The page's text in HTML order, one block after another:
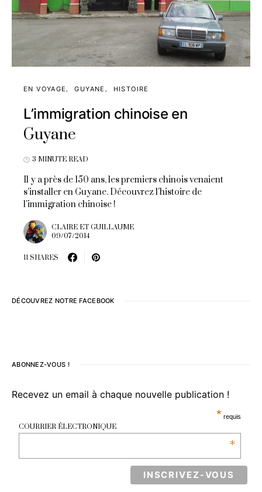
EN VOYAGE GUYANE HISTOIRE
L’immigration chinoise en
Guyane
3 MINUTE READ
Il y a près de 150 ans, les premiers chinois venaient
s'installer en Guyane. Découvrez l'histoire de
l'immigration chinoise !
CLAIRE ET GUILLAUME
09/07/2014
11 SHARES
DÉCOUVREZ NOTRE FACEBOOK
ABONNEZ-VOUS !
Recevez un email à chaque nouvelle publication !
* requis
COURRIER ÉLECTRONIQUE
*